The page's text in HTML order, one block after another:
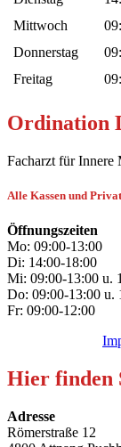
Mittwoch
Donnerstag
Freitag
Ordination
Facharzt für
Alle Kassen und Privat
Öffnungszeiten
Mo: 09:00-13:00
Di: 14:00-18:00
Mi: 09:00-13:00 u.
Do: 09:00-13:00 u.
Fr: 09:00-12:00
Hier finden
Adresse
Römerstraße 12